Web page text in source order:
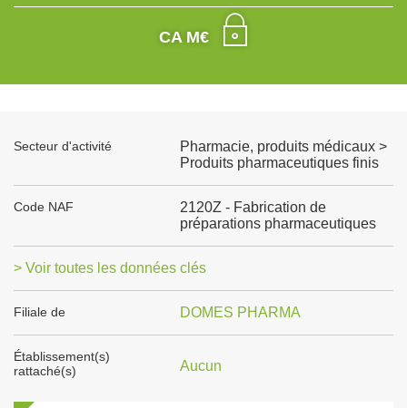
CA M€
Secteur d'activité
Pharmacie, produits médicaux >
Produits pharmaceutiques finis
Code NAF
2120Z - Fabrication de
préparations pharmaceutiques
> Voir toutes les données clés
Filiale de DOMES PHARMA
Établissement(s)
rattaché(s)
Aucun